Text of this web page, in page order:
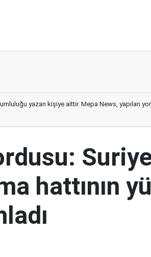
yazan kişiye aittir. Mepa News, yapılan
hattının